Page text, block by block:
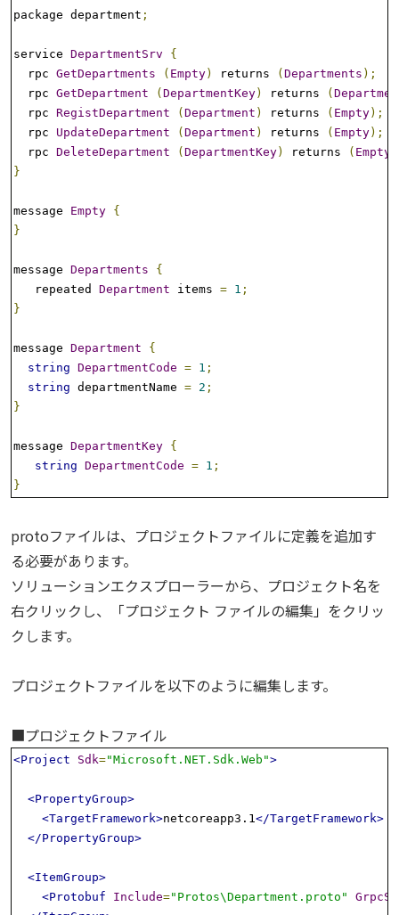
package department ;
service DepartmentSrv
{
  rpc
GetDepartments ( Empty) returns ( Departments );
  rpc
GetDepartment ( DepartmentKey) returns (
  rpc
RegistDepartment ( Department ) returns ( Empty);
  rpc
UpdateDepartment ( Department ) returns ( Empty);
  rpc
DeleteDepartment ( DepartmentKey) returns ( Empty
}
message Empty {
}
message Departments
{
   repeated
Department items = 1 ;
}
message Department
{
string DepartmentCode = 1 ;
string departmentName = 2 ;
}
message DepartmentKey {
string DepartmentCode = 1 ;
}
protoファイルは、プロジェクトファイルに定義を追加す
る必要があります。
ソリューションエクスプローラーから、プロジェクト名を
右クリックし、「プロジェクト ファイルの編集」をクリッ
クします。
プロジェクトファイルを以下のように編集します。
■プロジェクトファイル
<Project Sdk="Microsoft.NET.Sdk.Web">
<PropertyGroup>
<TargetFramework>netcoreapp3.1</TargetFramework>
</PropertyGroup>
<ItemGroup>
<Protobuf
Include="Protos\Department.proto"